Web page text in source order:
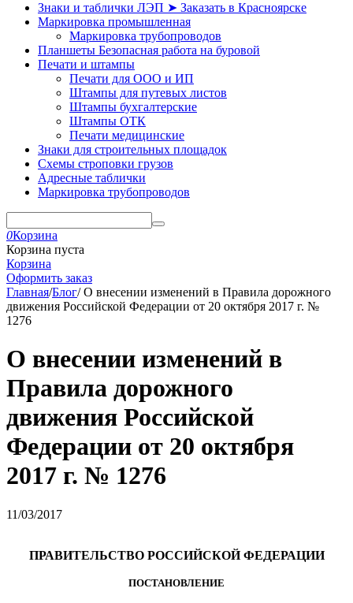
Знаки и таблички ЛЭП ➤ Заказать в Красноярске
Маркировка промышленная
Маркировка трубопроводов
Планшеты Безопасная работа на буровой
Печати и штампы
Печати для ООО и ИП
Штампы для путевых листов
Штампы бухгалтерские
Штампы ОТК
Печати медицинские
Знаки для строительных площадок
Схемы строповки грузов
Адресные таблички
Маркировка трубопроводов
0Корзина
Корзина пуста
Корзина
Оформить заказ
Главная/Блог/О внесении изменений в Правила дорожного
движения Российской Федерации от 20 октября 2017 г. №
1276
О внесении изменений в
Правила дорожного
движения Российской
Федерации от 20 октября
2017 г. № 1276
11/03/2017
ПРАВИТЕЛЬСТВО РОССИЙСКОЙ ФЕДЕРАЦИИ
ПОСТАНОВЛЕНИЕ